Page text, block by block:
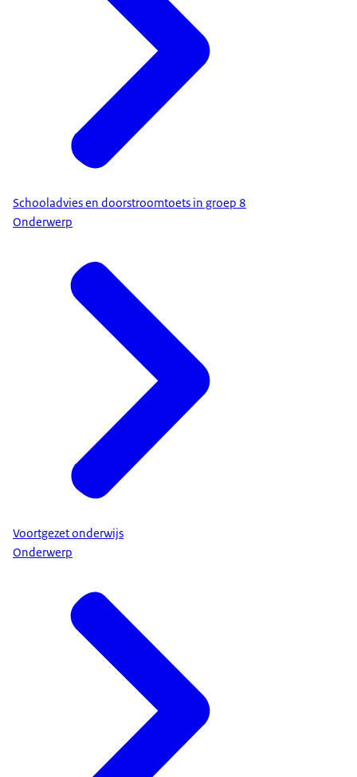
Schooladvies en doorstroomtoets in groep 8
Onderwerp
Voortgezet onderwijs
Onderwerp